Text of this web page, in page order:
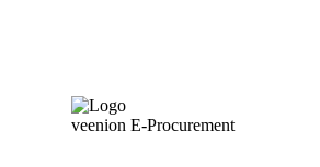
veenion E-Procurement